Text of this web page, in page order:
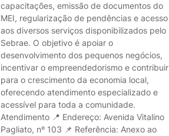
capacitações, emissão de documentos do
MEI, regularização de pendências e acesso
aos diversos serviços disponibilizados pelo
Sebrae. O objetivo é apoiar o
desenvolvimento dos pequenos negócios,
incentivar o empreendedorismo e contribuir
para o crescimento da economia local,
oferecendo atendimento especializado e
acessível para toda a comunidade.
Atendimento 📍 Endereço: Avenida Vitalino
Pagliato, nº 103 📌 Referência: Anexo ao